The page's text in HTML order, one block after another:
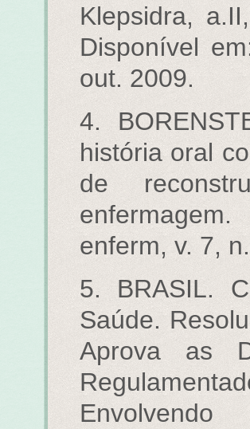
Klepsidra,
Disponível
out. 2009.
4.
história oral
de
enferm, v. 7,
5. BRASIL.
Saúde.
Aprova as